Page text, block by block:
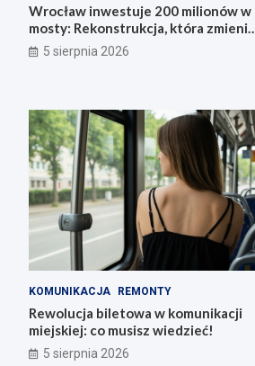
Wrocław inwestuje 200 milionów w
mosty: Rekonstrukcja, która zmieni
miasto!
5 sierpnia 2026
KOMUNIKACJA REMONTY
Rewolucja biletowa w komunikacji
miejskiej: co musisz wiedzieć!
5 sierpnia 2026